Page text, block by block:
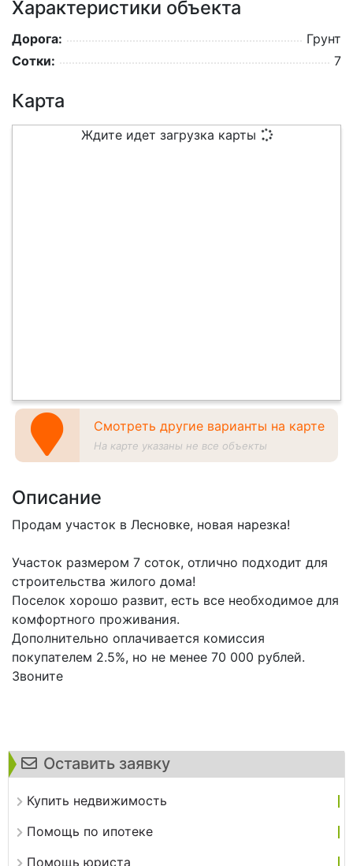
Оставить заявку
Купить недвижимость
Помощь по ипотеке
Помощь юриста
Характеристики объекта
Дорога:
Грунт
Сотки:
7
Карта
Ждите идет загрузка карты
Смотреть другие варианты на карте
На карте указаны не все объекты
Описание
Продам участок в Лесновке, новая нарезка!
Участок размером 7 соток, отлично подходит для
строительства жилого дома!
Поселок хорошо развит, есть все необходимое для
комфортного проживания.
Дополнительно оплачивается комиссия
покупателем 2.5%, но не менее 70 000 рублей.
Звоните